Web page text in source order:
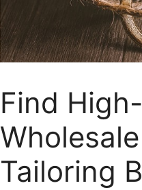
Find
Tailoring